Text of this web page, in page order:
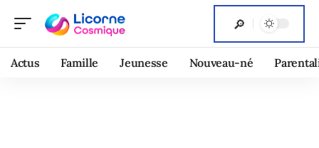
Actus Famille Jeunesse Nouveau-né